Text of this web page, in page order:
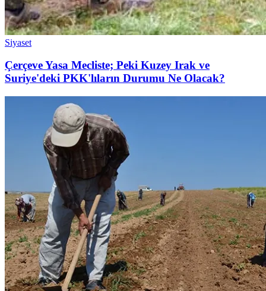
Siyaset
Çerçeve Yasa Mecliste; Peki Kuzey Irak ve
Suriye'deki PKK'lıların Durumu Ne Olacak?